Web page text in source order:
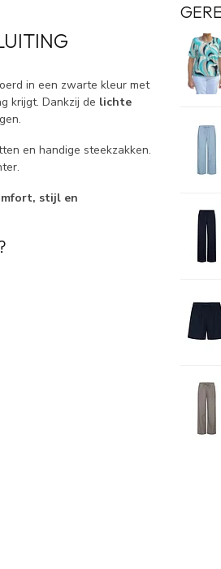
in een zwarte kleur met
krijgt. Dankzij de lichte
en handige steekzakken.
stijl en